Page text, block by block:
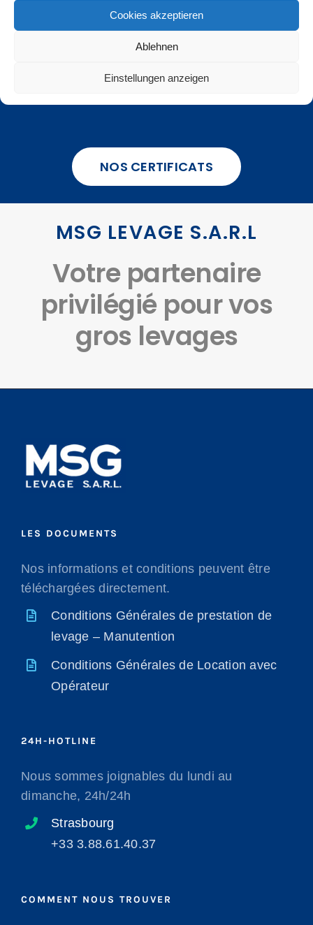
Cookies akzeptieren
Ablehnen
Einstellungen anzeigen
Nous garantissons la
qualité
NOS CERTIFICATS
MSG LEVAGE S.A.R.L
Votre partenaire
privilégié pour vos
gros levages
LES DOCUMENTS
Nos informations et conditions peuvent être
téléchargées directement.
Conditions Générales de prestation de
levage – Manutention
Conditions Générales de Location avec
Opérateur
24H-HOTLINE
Nous sommes joignables du lundi au
dimanche, 24h/24h
Strasbourg
+33 3.88.61.40.37
COMMENT NOUS TROUVER